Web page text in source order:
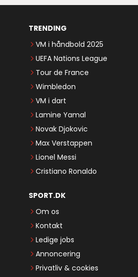
TRENDING
VM i håndbold 2025
UEFA Nations League
Tour de France
Wimbledon
VM i dart
Lamine Yamal
Novak Djokovic
Max Verstappen
Lionel Messi
Cristiano Ronaldo
SPORT.DK
Om os
Kontakt
Ledige jobs
Annoncering
Privatliv & cookies